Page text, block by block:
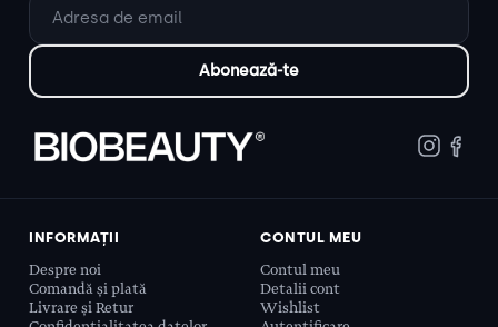
INFORMAȚII
Despre noi
Comandă și plată
Livrare și Retur
CONTUL MEU
Contul meu
Detalii cont
Wishlist